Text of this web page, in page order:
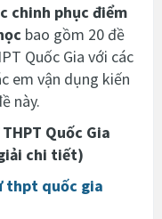
chinh phục điểm
bao gồm 20 đề
Quốc Gia với các
em vận dụng kiến
này.
Quốc Gia
chi tiết)
thpt quốc gia